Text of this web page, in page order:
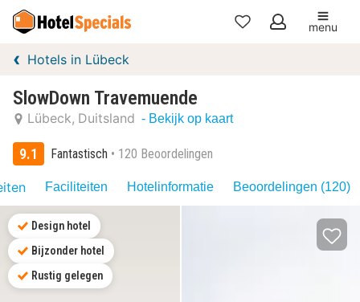
Mijn
menu
Hotels in Lübeck
SlowDown Travemuende
Lübeck Duitsland - Bekijk op kaart
9.1 Fantastisch 120 Beoordelingen
Faciliteiten Hotelinformatie Beoordelingen (120)
Design hotel
Bijzonder hotel
Rustig gelegen